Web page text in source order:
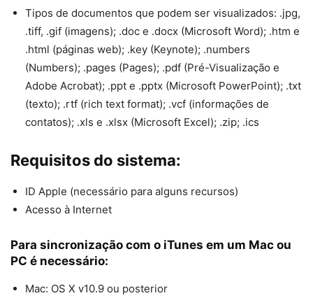
Tipos de documentos que podem ser visualizados: .jpg,
.tiff, .gif (imagens); .doc e .docx (Microsoft Word); .htm e
.html (páginas web); .key (Keynote); .numbers
(Numbers); .pages (Pages); .pdf (Pré-Visualização e
Adobe Acrobat); .ppt e .pptx (Microsoft PowerPoint); .txt
(texto); .rtf (rich text format); .vcf (informações de
contatos); .xls e .xlsx (Microsoft Excel); .zip; .ics
Requisitos do sistema:
ID Apple (necessário para alguns recursos)
Acesso à Internet
Para sincronização com o iTunes em um Mac ou
PC é necessário:
Mac: OS X v10.9 ou posterior